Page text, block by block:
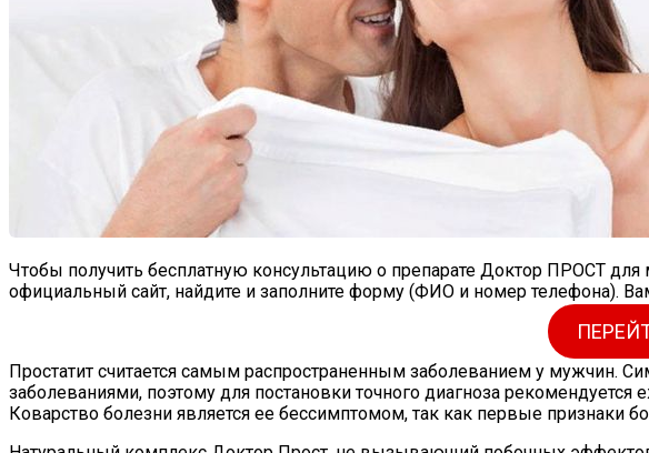
Чтобы получить бесплатную консультацию о препарате Доктор ПРОСТ
официальный сайт, найдите и заполните форму (ФИО и номер телефона).
Простатит считается самым распространенным заболеванием у мужчин.
заболеваниями, поэтому для постановки точного диагноза
Коварство болезни является ее бессимптомом, так как первые признаки